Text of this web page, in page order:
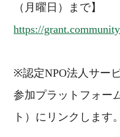
（月曜日）まで】
https://
※認定NPO法人サー
参加プラットフォー
ト）にリンクします。